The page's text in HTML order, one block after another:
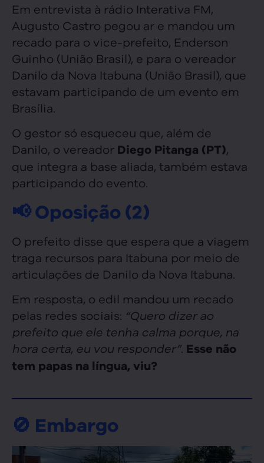
Em entrevista à rádio Interativa FM,
Augusto Castro pegou ar e mandou um
recado para o vice-prefeito, Enderson
Guinho (União Brasil), e para o vereador
Danilo da Nova Itabuna (União Brasil), que
estavam participando de um evento em
Brasília.
O gestor só esqueceu que, além de
Danilo, o vereador Diego Pitanga (PT),
que integra a base aliada, também estava
participando do evento.
📢 Oposição (2)
O prefeito disse que espera que a viagem
traga recursos para Itabuna por meio de
articulações de Danilo da Nova Itabuna.
Em resposta, o edil mandou um recado
pelas redes sociais: “Quero dizer ao
prefeito que ele tenha calma porque, na
hora certa, eu vou responder”. Esse não
tem papas na língua, viu?
🚫 Embargo